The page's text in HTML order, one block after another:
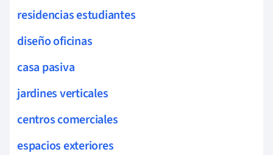
residencias estudiantes
diseño oficinas
casa pasiva
jardines verticales
centros comerciales
espacios exteriores